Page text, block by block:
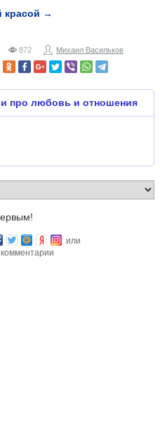
красой →
872
Михаил Васильков
про любовь и отношения
или